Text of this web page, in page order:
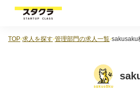
TOP 求人を探す 管理部門の求人一覧 sakusaku